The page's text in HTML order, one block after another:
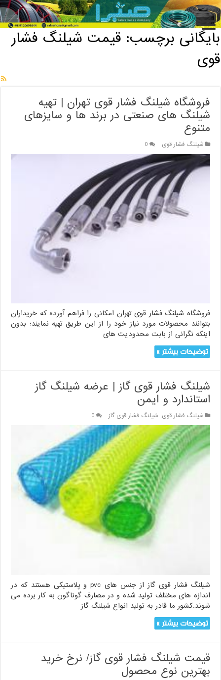
خانه / بایگانی برچسب: قیمت شیلنگ فشار قوی
بایگانی برچسب:قیمت شیلنگ فشار
قوی
فروشگاه شیلنگ فشار قوی تهران | تهیه
شیلنگ های صنعتی در برند ها و سایزهای
متنوع
شیلنگ فشار قوی 0
فروشگاه شیلنگ فشار قوی تهران امکانی را فراهم آورده که خریداران
بتوانند محصولات‌ مورد نیاز خود را از این طریق تهیه نمایند؛ بدون
اینکه نگرانی از بابت محدودیت های
توضیحات بیشتر »
شیلنگ فشار قوی گاز | عرضه شیلنگ گاز
استاندارد و ایمن
شیلنگ فشار قوی, شیلنگ فشار قوی گاز 0
شیلنگ فشار قوی گاز از جنس های pvc و پلاستیکی هستند که در
اندازه های مختلف تولید شده و در مصارف گوناگون به کار برده می
شوند.کشور ما قادر به تولید انواع شیلنگ گاز
توضیحات بیشتر »
قیمت شیلنگ فشار قوی گاز/ نرخ خرید
بهترین نوع محصول